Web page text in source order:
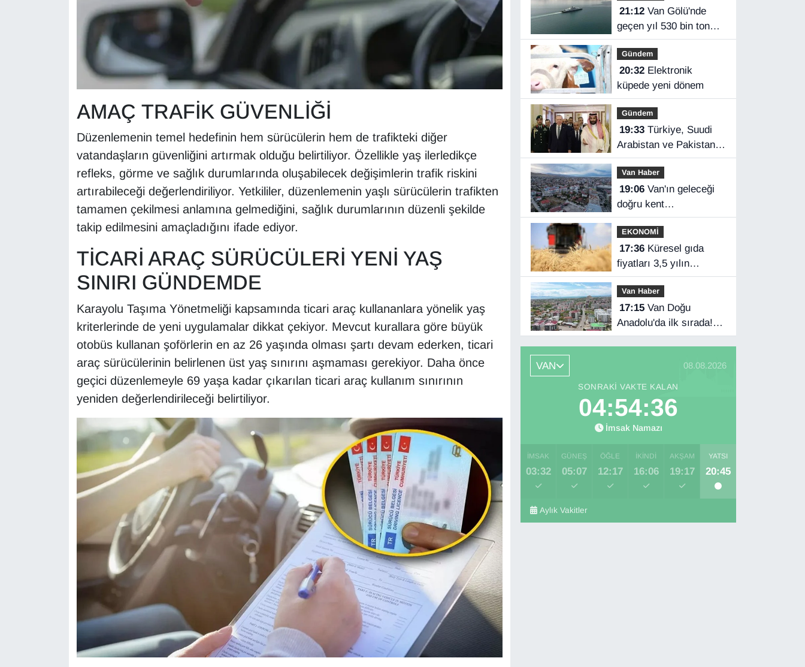
AMAÇ TRAFİK GÜVENLİĞİ
Düzenlemenin temel hedefinin hem sürücülerin hem de trafikteki diğer
vatandaşların güvenliğini artırmak olduğu belirtiliyor. Özellikle yaş ilerledikçe
refleks, görme ve sağlık durumlarında oluşabilecek değişimlerin trafik riskini
artırabileceği değerlendiriliyor. Yetkililer, düzenlemenin yaşlı sürücülerin trafikten
tamamen çekilmesi anlamına gelmediğini, sağlık durumlarının düzenli şekilde
takip edilmesini amaçladığını ifade ediyor.
TİCARİ ARAÇ SÜRÜCÜLERİ YENİ YAŞ
SINIRI GÜNDEMDE
Karayolu Taşıma Yönetmeliği kapsamında ticari araç kullananlara yönelik yaş
kriterlerinde de yeni uygulamalar dikkat çekiyor. Mevcut kurallara göre büyük
otobüs kullanan şoförlerin en az 26 yaşında olması şartı devam ederken, ticari
araç sürücülerinin belirlenen üst yaş sınırını aşmaması gerekiyor. Daha önce
geçici düzenlemeyle 69 yaşa kadar çıkarılan ticari araç kullanım sınırının
yeniden değerlendirileceği belirtiliyor.
21:12Van Gölü'nde
geçen yıl 530 bin ton
yük taşındı
Gündem
20:32Elektronik
küpede yeni dönem
Gündem
19:33Türkiye, Suudi
Arabistan ve Pakistan
üçlü savunma
anlaşması imzaladı
Van Haber
19:06Van'ın geleceği
doğru kent
planlamasında
EKONOMİ
17:36Küresel gıda
fiyatları 3,5 yılın
zirvesinde
Van Haber
17:15Van Doğu
Anadolu'da ilk sırada!
Bakanlık verileri
VAN
08.08.2026
SONRAKI VAKTE KALAN
04:54:35
İmsak Namazı
İMSAK
03:32
GÜNEŞ
05:07
ÖĞLE
12:17
İKINDI
16:06
AKŞAM
19:17
YATSI
20:45
Aylık Vakitler
Resmi İlanlar
Sinema - TV
TEKNOLOJİ
VAN'DA SPOR